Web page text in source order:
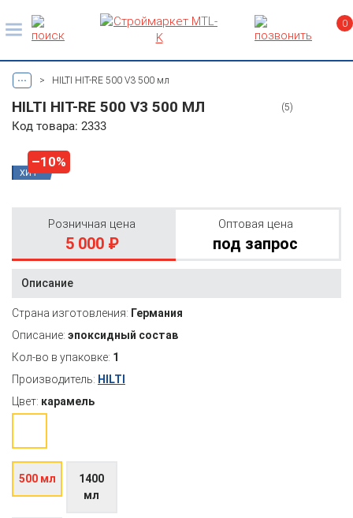
0
... > HILTI HIT-RE 500 V3 500 мл
HILTI HIT-RE 500 V3 500 МЛ (5)
Код товара: 2333
ХИТ
–10%
Розничная цена
5 000 ₽
Оптовая цена
под запрос
Описание
Страна изготовления: Германия
Описание: эпоксидный состав
Кол-во в упаковке: 1
Производитель: HILTI
Цвет: карамель
500 мл
1400
мл